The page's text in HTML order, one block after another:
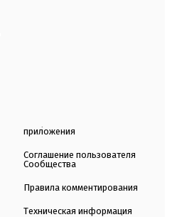
приложения
Соглашение пользователя
Сообщества
Правила комментирования
Техническая информация